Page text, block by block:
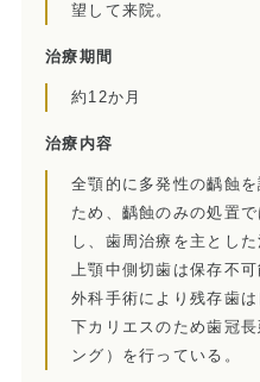
症例集
訪問診療/その他
訪問診療とは
歯科用CT
顎関節症とは
特殊義歯とは
望して来院。
治療期間
約12か月
治療内容
全顎的に多発性の齲蝕
ため、齲蝕のみの処置
し、歯周治療を主とし
上顎中側切歯は保存不
外科手術により残存歯
下カリエスのため歯冠
ング）を行っている。